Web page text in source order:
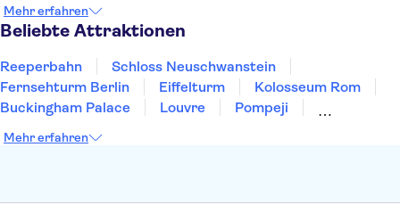
Heidelberg
Bremen
Mehr erfahren
Beliebte Attraktionen
Reeperbahn
Schloss Neuschwanstein
Fernsehturm Berlin
Eiffelturm
Kolosseum Rom
Buckingham Palace
Louvre
Pompeji
Moulin Rouge
Mehr erfahren